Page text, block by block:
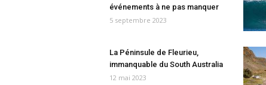
événements à ne pas manquer
5 septembre 2023
La Péninsule de Fleurieu,
immanquable du South Australia
12 mai 2023